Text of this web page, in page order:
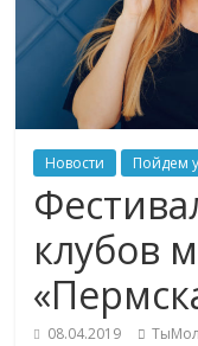
Новости Пойдем
клубов
08.04.2019